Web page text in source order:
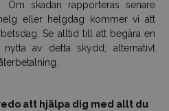
Om skadan rapporteras senare
eller helgdag kommer vi att
Se alltid till att begära en
av detta skydd; alternativt
att hjälpa dig med allt du